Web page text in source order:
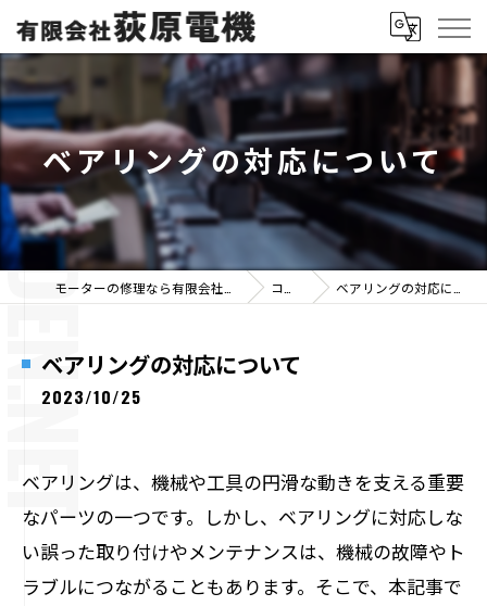
ベアリングの対応について
コラム ベアリングの対応について
ベアリングの対応について
2023/10/25
ベアリングは、機械や工具の円滑な動きを支える重要
なパーツの一つです。しかし、ベアリングに対応しな
い誤った取り付けやメンテナンスは、機械の故障やト
ラブルにつながることもあります。そこで、本記事で